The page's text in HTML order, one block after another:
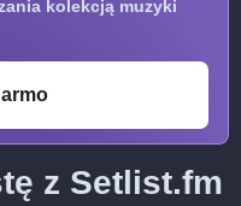
kolekcją muzyki
z Setlist.fm